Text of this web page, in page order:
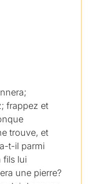
frappez et
trouve, et
t-il parmi
fils lui
une pierre?